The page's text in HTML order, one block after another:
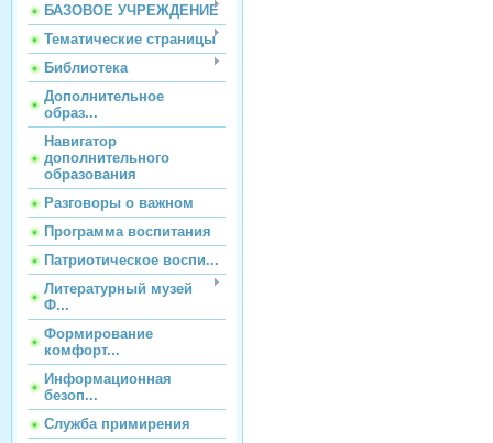
БАЗОВОЕ УЧРЕЖДЕНИЕ
Тематические страницы
Библиотека
Дополнительное
образ...
Навигатор
дополнительного
образования
Разговоры о важном
Программа воспитания
Патриотическое воспи...
Литературный музей
Ф...
Формирование
комфорт...
Информационная
безоп...
Служба примирения